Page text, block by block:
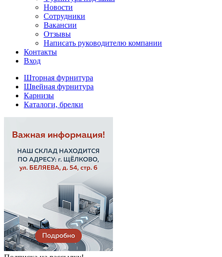
Новости
Сотрудники
Вакансии
Отзывы
Написать руководителю компании
Контакты
Вход
Шторная фурнитура
Швейная фурнитура
Карнизы
Каталоги, брелки